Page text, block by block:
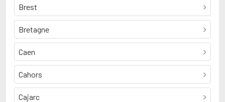
Brest
Bretagne
Caen
Cahors
Cajarc